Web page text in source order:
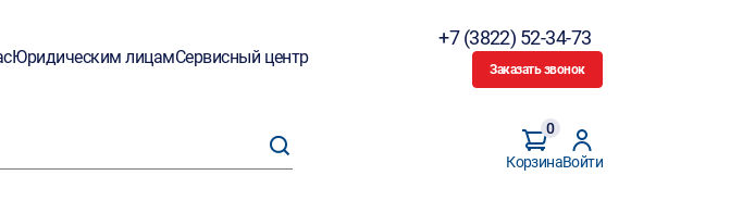
Юридическим лицамСервисный центр
+7 (3822) 52-34-73
Заказать звонок
Корзина
0
Войти